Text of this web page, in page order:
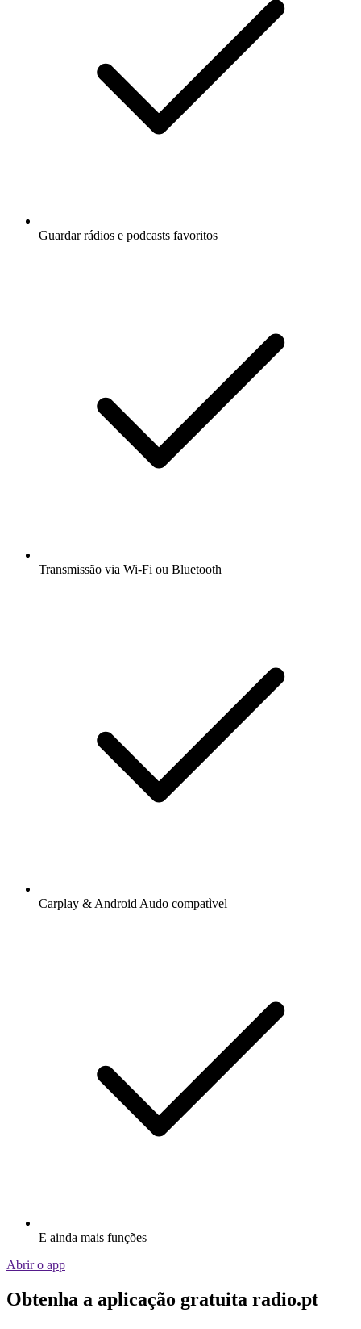
Guardar rádios e podcasts favoritos
Transmissão via Wi-Fi ou Bluetooth
Carplay & Android Audo compatìvel
E ainda mais funções
Abrir o app
Obtenha a aplicação gratuita radio.pt